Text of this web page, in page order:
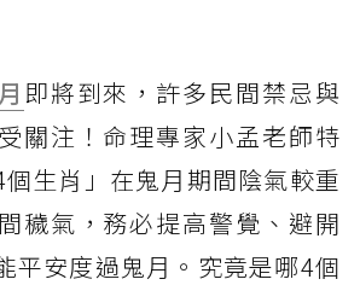
即將到來，許多民間禁忌與
關注！命理專家小孟老師特
生肖」在鬼月期間陰氣較重
穢氣，務必提高警覺、避開
平安度過鬼月。究竟是哪4個